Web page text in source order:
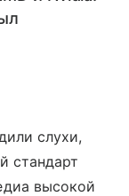
слухи,
стандарт
высокой